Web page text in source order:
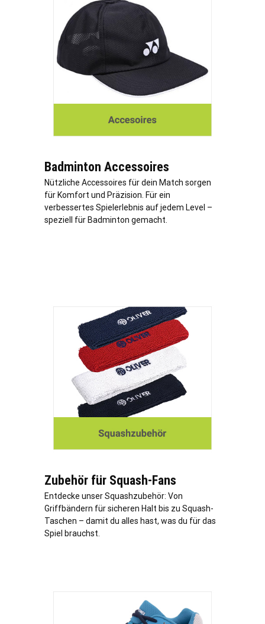
Badminton Accessoires
Nützliche Accessoires für dein Match sorgen
für Komfort und Präzision. Für ein
verbessertes Spielerlebnis auf jedem Level –
speziell für Badminton gemacht.
Zubehör für Squash-Fans
Entdecke unser Squashzubehör: Von
Griffbändern für sicheren Halt bis zu Squash-
Taschen – damit du alles hast, was du für das
Spiel brauchst.